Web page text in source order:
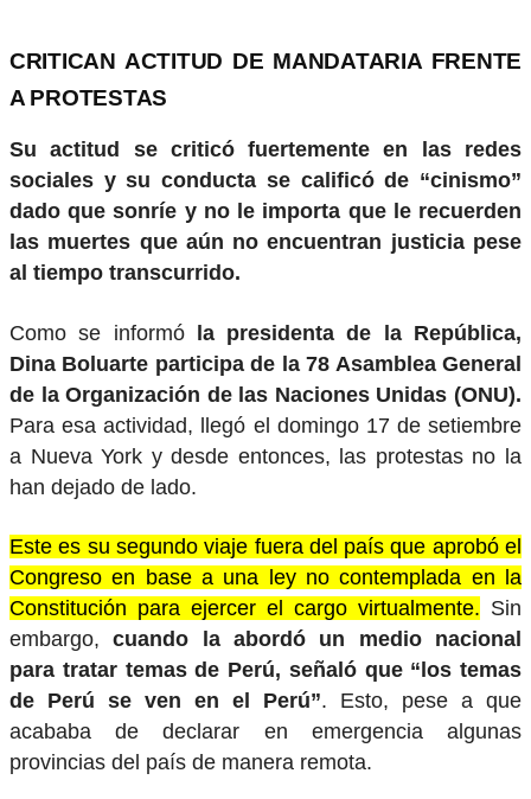
CRITICAN ACTITUD DE MANDATARIA FRENTE
A PROTESTAS
Su actitud se criticó fuertemente en las redes
sociales y su conducta se calificó de “cinismo”
dado que sonríe y no le importa que le recuerden
las muertes que aún no encuentran justicia pese
al tiempo transcurrido.
Como se informó la presidenta de la República,
Dina Boluarte participa de la 78 Asamblea General
de la Organización de las Naciones Unidas (ONU).
Para esa actividad, llegó el domingo 17 de setiembre
a Nueva York y desde entonces, las protestas no la
han dejado de lado.
Este es su segundo viaje fuera del país que aprobó el
Congreso en base a una ley no contemplada en la
Constitución para ejercer el cargo virtualmente. Sin
embargo,cuando la abordó un medio nacional
para tratar temas de Perú, señaló que “los temas
de Perú se ven en el Perú”. Esto, pese a que
acababa de declarar en emergencia algunas
provincias del país de manera remota.